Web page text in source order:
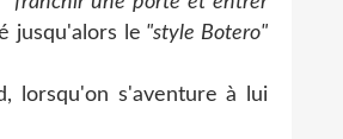
jusqu'alors le "style Botero"
lorsqu'on s'aventure à lui